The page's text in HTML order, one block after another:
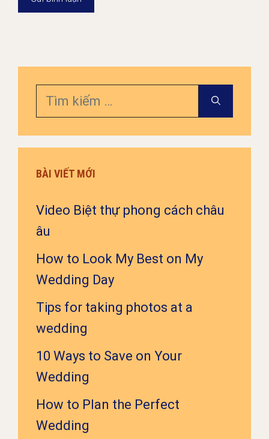
Tìm
kiếm
cho:
BÀI VIẾT MỚI
Video Biệt thự phong cách châu
âu
How to Look My Best on My
Wedding Day
Tips for taking photos at a
wedding
10 Ways to Save on Your
Wedding
How to Plan the Perfect
Wedding